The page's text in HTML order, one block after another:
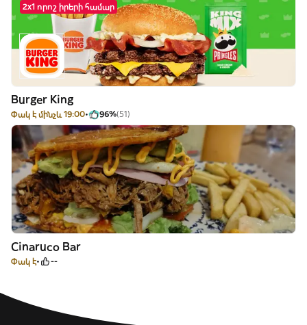
2x1 որոշ իրերի համար
Burger King
Փակ է մինչև 19:00 96%(51)
Cinaruco Bar
Փակ է --